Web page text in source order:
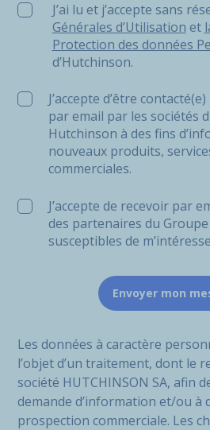
J’ai lu et j’accepte sans
J’ai lu et j’accepte sans
Générales d’Utilisation et
Protection des données
d’Hutchinson.
J’accepte d’être
par email par les sociétés
Hutchinson à des fins
nouveaux produits,
commerciales.
J’accepte de recevoir par
des partenaires du
susceptibles de
Les données à caractère
l’objet d’un traitement, dont le
société HUTCHINSON SA, afin
demande d’information et/ou à
prospection commerciale. Les